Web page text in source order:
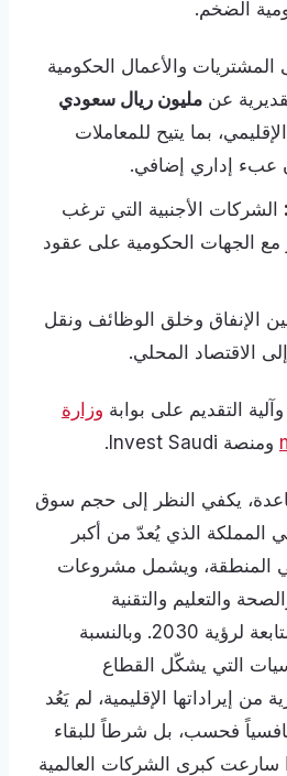
الضخم.
المشتريات والأعمال الحكومية
عن مليون ريال سعودي
بما يتيح للمعاملات
عبء إداري إضافي.
الشركات الأجنبية التي ترغب
مع الجهات الحكومية على عقود
الإنفاق وخلق الوظائف ونقل
الاقتصاد المحلي.
التقديم على بوابة وزارة
ومنصة Invest Saudi.
يكفي النظر إلى حجم سوق
المملكة الذي يُعدّ من أكبر
في المنطقة، ويشمل مشروعات
والتعليم والتقنية
والمشروعات الكبرى التابعة لرؤية 2030. وبالنسبة
التي يشكّل القطاع
إيراداتها الإقليمية، لم يَعُد
فحسب، بل شرطاً للبقاء
سارعت كبرى الشركات العالمية